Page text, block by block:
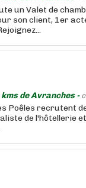
un Valet de
son client, 1er
de Avranches -
Poêles recrutent
de l'hôtellerie